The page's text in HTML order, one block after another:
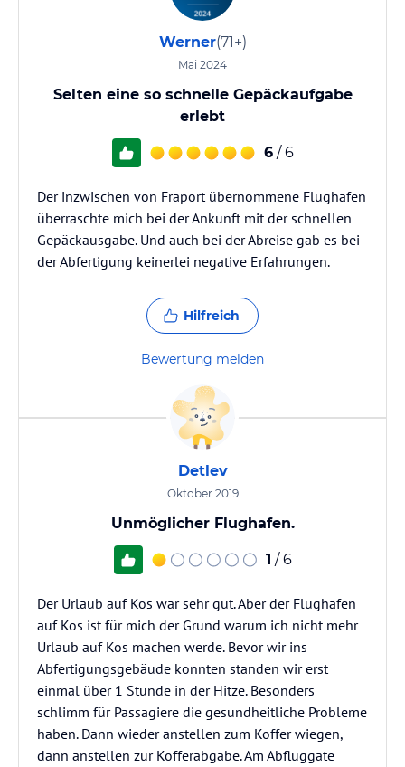
Werner(71+)
Mai 2024
Selten eine so schnelle Gepäckaufgabe
erlebt
6 / 6
Der inzwischen von Fraport übernommene Flughafen
überraschte mich bei der Ankunft mit der schnellen
Gepäckausgabe. Und auch bei der Abreise gab es bei
der Abfertigung keinerlei negative Erfahrungen.
Hilfreich
Bewertung melden
Detlev
Oktober 2019
Unmöglicher Flughafen.
1 / 6
Der Urlaub auf Kos war sehr gut. Aber der Flughafen
auf Kos ist für mich der Grund warum ich nicht mehr
Urlaub auf Kos machen werde. Bevor wir ins
Abfertigungsgebäude konnten standen wir erst
einmal über 1 Stunde in der Hitze. Besonders
schlimm für Passagiere die gesundheitliche Probleme
haben. Dann wieder anstellen zum Koffer wiegen,
dann anstellen zur Kofferabgabe. Am Abfluggate